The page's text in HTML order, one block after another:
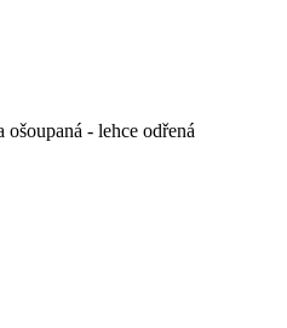
- lehce odřená